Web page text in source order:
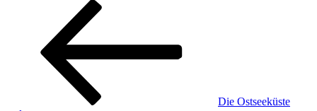
Die Ostseeküste